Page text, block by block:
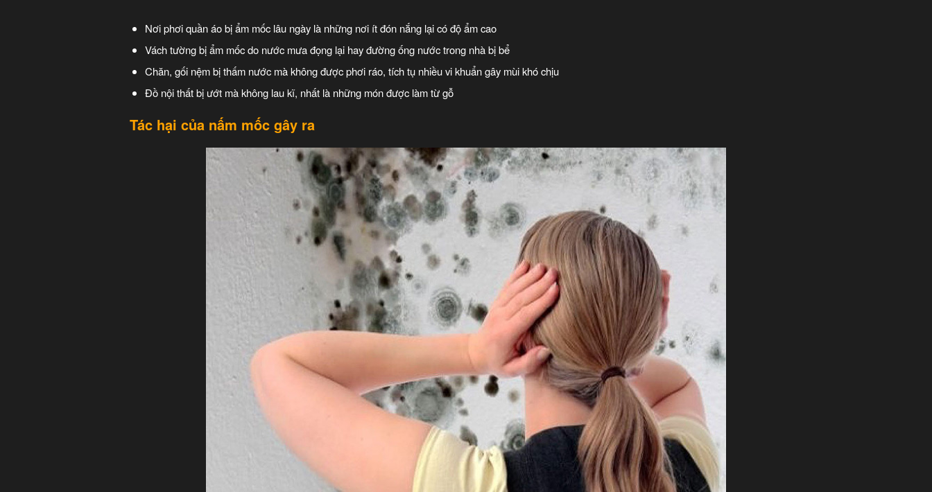
Nơi phơi quần áo bị ẩm mốc lâu ngày là những nơi ít đón nắng lại có độ ẩm cao
Vách tường bị ẩm mốc do nước mưa đọng lại hay đường ống nước trong nhà bị bể
Chăn, gối nệm bị thấm nước mà không được phơi ráo, tích tụ nhiều vi khuẩn gây mùi khó chịu
Đồ nội thất bị ướt mà không lau kĩ, nhất là những món được làm từ gỗ
Tác hại của nấm mốc gây ra